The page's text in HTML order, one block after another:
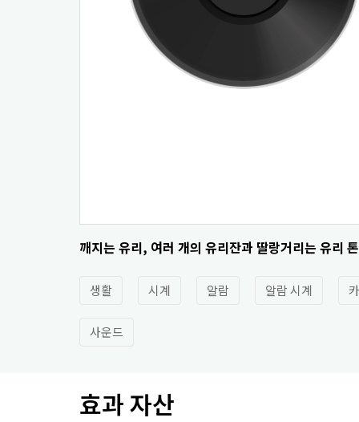
깨지는 유리, 여러 개의 유리잔과 딸랑거리는 유리
생활 시계 알람 알람 시계
사운드
효과 자산